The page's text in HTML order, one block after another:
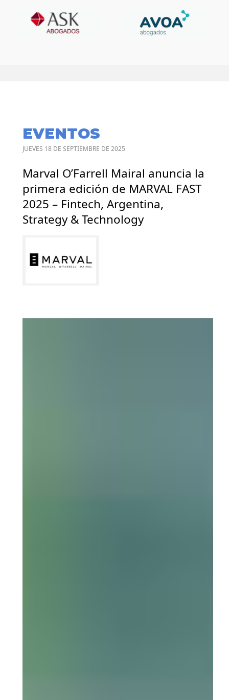
EVENTOS
JUEVES 18 DE SEPTIEMBRE DE 2025
Marval O’Farrell Mairal anuncia la
primera edición de MARVAL FAST
2025 – Fintech, Argentina,
Strategy & Technology